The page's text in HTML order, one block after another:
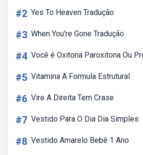
#2 Yes To Heaven Tradução
#3 When You're Gone Tradução
#4 Você é Oxitona Paroxitona Ou
#5 Vitamina A Formula Estrutural
#6 Vire A Direita Tem Crase
#7 Vestido Para O Dia Dia Simples
#8 Vestido Amarelo Bebê 1 Ano